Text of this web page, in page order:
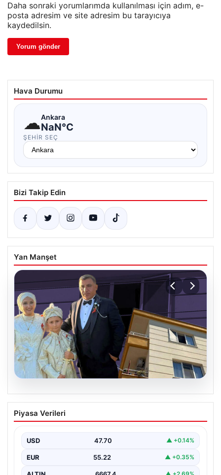
Daha sonraki yorumlarımda kullanılması için adım, e-
posta adresim ve site adresim bu tarayıcıya
kaydedilsin.
Hava Durumu
☁Ankara
NaN°C
ŞEHIR SEÇ
Bizi Takip Edin
Yan Manşet
Çanakkale’de böcek ilaçlaması felakete
dönüştü. Yusuf öldü, annesi yoğun
Piyasa Verileri
USD 47.70 ▲ +0.14%
EUR 55.22 ▲ +0.35%